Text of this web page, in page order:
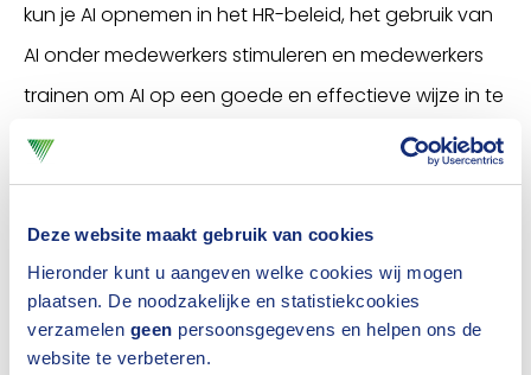
Deze website maakt gebruik van cookies
Hieronder kunt u aangeven welke cookies wij mogen
plaatsen. De noodzakelijke en statistiekcookies
verzamelen geen persoonsgegevens en helpen ons de
website te verbeteren.
kun je AI opnemen in het HR-beleid, het gebruik van
AI onder medewerkers stimuleren en medewerkers
trainen om AI op een goede en effectieve wijze in te
zetten? Welke kaders zijn van belang voor
In deze masterclass neemtBarend Cnossen
company je mee in de vraag hoe AI medewerkers
kan ondersteunen bij hun (complexe)
werkzaamheden en waar je als organisatie rekening